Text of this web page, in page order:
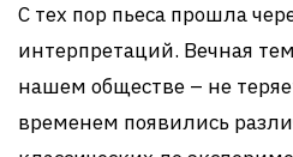
С тех пор пьеса прошла
интерпретаций. Вечная
нашем обществе – не
временем появились